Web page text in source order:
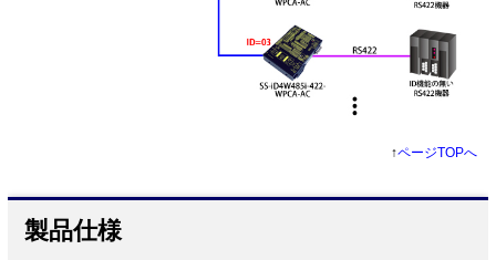
↑ページTOPへ
製品仕様